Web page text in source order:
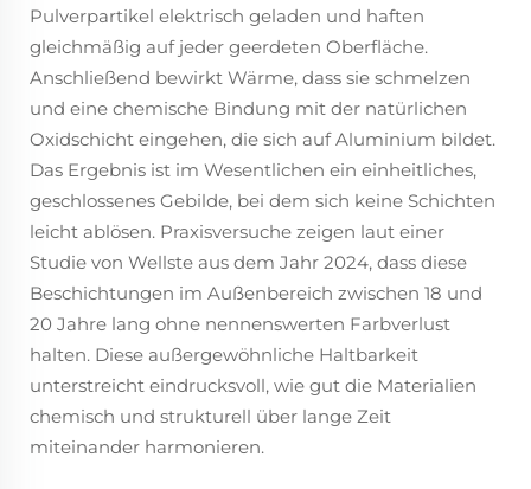
Pulverpartikel elektrisch geladen und haften
gleichmäßig auf jeder geerdeten Oberfläche.
Anschließend bewirkt Wärme, dass sie schmelzen
und eine chemische Bindung mit der natürlichen
Oxidschicht eingehen, die sich auf Aluminium bildet.
Das Ergebnis ist im Wesentlichen ein einheitliches,
geschlossenes Gebilde, bei dem sich keine Schichten
leicht ablösen. Praxisversuche zeigen laut einer
Studie von Wellste aus dem Jahr 2024, dass diese
Beschichtungen im Außenbereich zwischen 18 und
20 Jahre lang ohne nennenswerten Farbverlust
halten. Diese außergewöhnliche Haltbarkeit
unterstreicht eindrucksvoll, wie gut die Materialien
chemisch und strukturell über lange Zeit
miteinander harmonieren.